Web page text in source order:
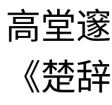
高堂
《楚